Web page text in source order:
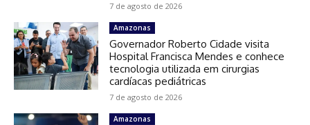
7 de agosto de 2026
Amazonas
Governador Roberto Cidade visita
Hospital Francisca Mendes e conhece
tecnologia utilizada em cirurgias
cardíacas pediátricas
7 de agosto de 2026
Amazonas